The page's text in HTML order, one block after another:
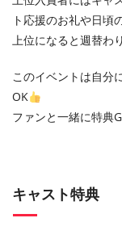
ト応援のお礼や日頃
上位になると週替わ
このイベントは自分
OK
ファンと一緒に特典
キャスト特典